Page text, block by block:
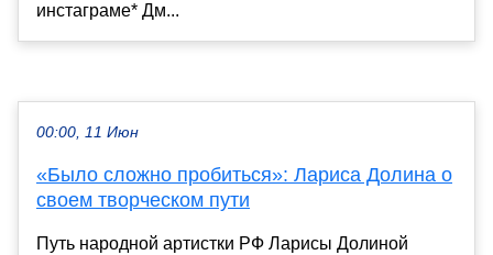
инстаграме* Дм...
00:00, 11 Июн
«Было сложно пробиться»: Лариса Долина о
своем творческом пути
Путь народной артистки РФ Ларисы Долиной